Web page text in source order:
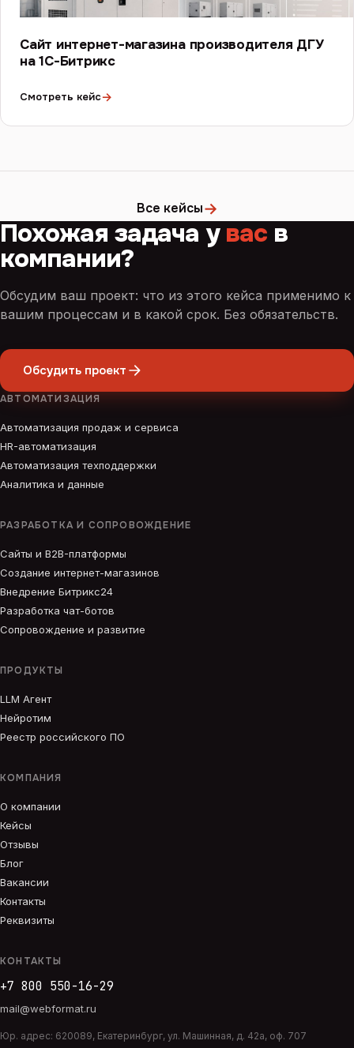
Сайт интернет-магазина производителя ДГУ
на 1С-Битрикс
Смотреть кейс→
Все кейсы→
Похожая задача увасв
компании?
Обсудим ваш проект: что из этого кейса применимо к
вашим процессам и в какой срок. Без обязательств.
Обсудить проект
АВТОМАТИЗАЦИЯ
Автоматизация продаж и сервиса
HR-автоматизация
Автоматизация техподдержки
Аналитика и данные
РАЗРАБОТКА И СОПРОВОЖДЕНИЕ
Сайты и B2B-платформы
Создание интернет-магазинов
Внедрение Битрикс24
Разработка чат-ботов
Сопровождение и развитие
ПРОДУКТЫ
LLM Агент
Нейротим
Реестр российского ПО
КОМПАНИЯ
О компании
Кейсы
Отзывы
Блог
Вакансии
Контакты
Реквизиты
КОНТАКТЫ
+7 800 550-16-29
mail@webformat.ru
Юр. адрес: 620089, Екатеринбург, ул. Машинная, д. 42а, оф. 707